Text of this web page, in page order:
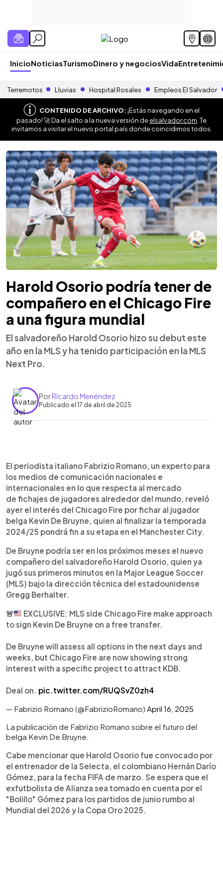
InicioNoticiasTurismoDinero y negociosVida
Terremotos Lluvias Hospital Rosales Empleos El Salvador
CONTENIDO DE ARCHIVO:¡Estás navegando en el
pasado! 🚀 Da el salto a la nueva versión deelsalvador.com . Te
invitamos a visitar el nuevo portal país donde coincidimos todos.
Harold Osorio podría tener de
compañero en el Chicago Fire
a una figura mundial
El salvadoreño Harold Osorio hizo su debut este
año en la MLS y ha tenido participación en la MLS
Next Pro.
PorRicardo Menéndez
Publicado el 17 de abril de 2025
Escuchar artículo
El periodista italiano Fabrizio Romano, un experto para
los medios de comunicación nacionales e
internacionales en lo que respecta al mercado
de fichajes de jugadores alrededor del mundo, reveló
ayer el interés del Chicago Fire por fichar al jugador
belga Kevin De Bruyne, quien al finalizar la temporada
2024/25 pondrá fin a su etapa en el Manchester City.
De Bruyne podría ser en los próximos meses el nuevo
compañero del salvadoreño Harold Osorio, quien ya
jugó sus primeros minutos en la Major League Soccer
(MLS) bajo la dirección técnica del estadounidense
Gregg Berhalter.
🚨
EXCLUSIVE: MLS side Chicago Fire make approach
to sign Kevin De Bruyne on a free transfer.
De Bruyne will assess all options in the next days and
weeks, but Chicago Fire are now showing strong
interest with a specific project to attract KDB.
Deal on. pic.twitter.com/RUQSvZ0zh4
— Fabrizio Romano (@FabrizioRomano) April 16, 2025
La publicación de Fabrizio Romano sobre el futuro del
belga Kevin De Bruyne.
Cabe mencionar que Harold Osorio fue convocado por
el entrenador de la Selecta, el colombiano Hernán Darío
Gómez, para la fecha FIFA de marzo. Se espera que el
exfutbolista de Alianza sea tomado en cuenta por el
"Bolillo" Gómez para los partidos de junio rumbo al
Mundial del 2026 y la Copa Oro 2025.